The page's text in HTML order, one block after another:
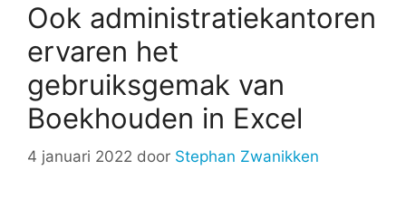
Ook administratiekantoren
ervaren het
gebruiksgemak van
Boekhouden in Excel
4 januari 2022 door Stephan Zwanikken